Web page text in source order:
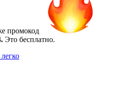
промокод
Это бесплатно.